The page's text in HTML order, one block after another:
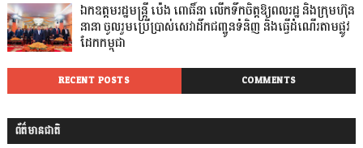
ឯកឧត្តមរដ្ឋមន្ត្រី ប៉េង ពោធិ៍នា លើកទឹកចិត្តឱ្យពលរដ្ឋ និងក្រុមហ៊ុន
នានា ចូលរួមប្រើប្រាស់សេវាដឹកជញ្ជូនទំនិញ និងធ្វើដំណើរតាមផ្លូវ
ដែកកម្ពុជា
RECENT POSTS COMMENTS
ព័ត៌មានជាតិ